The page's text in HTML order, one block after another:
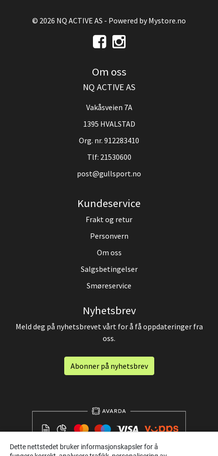
© 2026 NQ ACTIVE AS - Powered byMystore.no
Om oss
NQ ACTIVE AS
Vakåsveien 7A
1395 HVALSTAD
Org. nr. 912283410
Tlf: 21530600
post@gullsport.no
Kundeservice
Frakt og retur
Personvern
Om oss
Salgsbetingelser
Smøreservice
Nyhetsbrev
Meld deg på nyhetsbrevet vårt for å få oppdateringer fra
oss.
Abonner på nyhetsbrev
Dette nettstedet bruker informasjonskapsler for å